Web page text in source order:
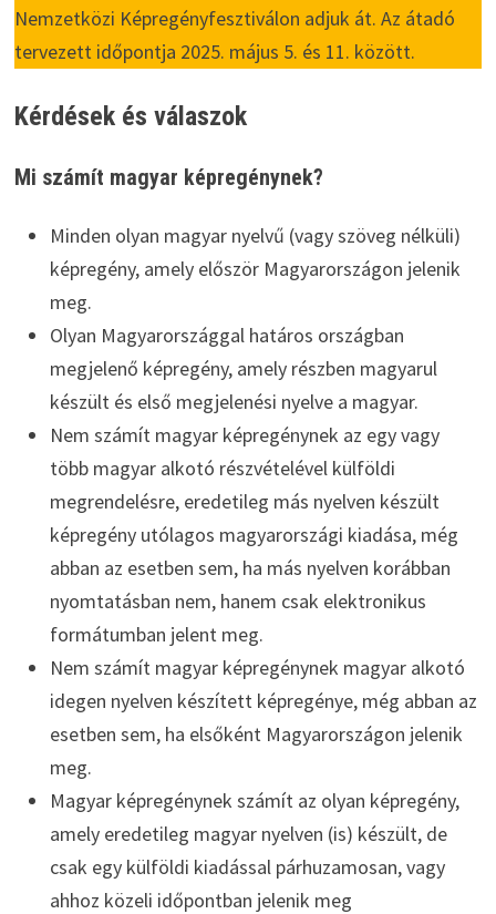
Nemzetközi Képregényfesztiválon adjuk át. Az átadó
tervezett időpontja 2025. május 5. és 11. között.
Kérdések és válaszok
Mi számít magyar képregénynek?
Minden olyan magyar nyelvű (vagy szöveg nélküli)
képregény, amely először Magyarországon jelenik
meg.
Olyan Magyarországgal határos országban
megjelenő képregény, amely részben magyarul
készült és első megjelenési nyelve a magyar.
Nem számít magyar képregénynek az egy vagy
több magyar alkotó részvételével külföldi
megrendelésre, eredetileg más nyelven készült
képregény utólagos magyarországi kiadása, még
abban az esetben sem, ha más nyelven korábban
nyomtatásban nem, hanem csak elektronikus
formátumban jelent meg.
Nem számít magyar képregénynek magyar alkotó
idegen nyelven készített képregénye, még abban az
esetben sem, ha elsőként Magyarországon jelenik
meg.
Magyar képregénynek számít az olyan képregény,
amely eredetileg magyar nyelven (is) készült, de
csak egy külföldi kiadással párhuzamosan, vagy
ahhoz közeli időpontban jelenik meg